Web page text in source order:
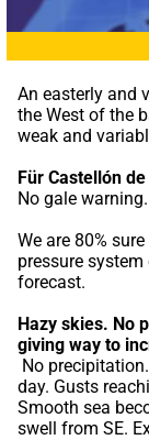
An easterly and
the West of the
weak and
Für Castellón
No gale warning.
We are 80%
pressure
forecast.
Hazy skies. No
giving way to
day. Gusts
Smooth sea
swell from SE.